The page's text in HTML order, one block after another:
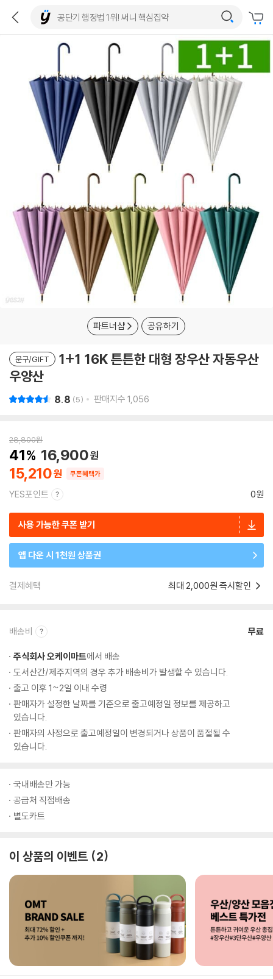
파트너샵 공유하기
문구/GIFT
1+1 16K 튼튼한 대형 장우산 자동우산
우양산
8.8 5 판매지수 1,056
28,800원
15,210
41 16,900
쿠폰혜택가
YES포인트 0원
사용 가능한 쿠폰 받기
앱 다운 시 1천원 상품권
결제혜택 최대 2,000원 즉시할인
배송비 무료
주식회사 오케이마트에서 배송
도서산간/제주지역의 경우 추가 배송비가 발생할 수 있습니다.
출고 이후 1~2일 이내 수령
판매자가 설정한 날짜를 기준으로 출고예정일 정보를 제공하고
있습니다.
판매자의 사정으로 출고예정일이 변경되거나 상품이 품절될 수
있습니다.
국내배송만 가능
공급처 직접배송
별도카트
이 상품의 이벤트 2